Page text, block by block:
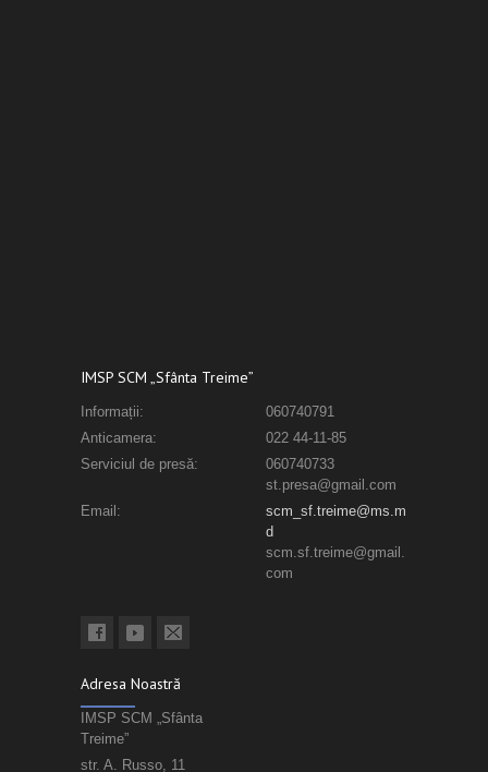
IMSP SCM „Sfânta Treime”
Informații:
060740791
Anticamera:
022 44-11-85
Serviciul de presă:
060740733
st.presa@gmail.com
Email:
scm_sf.treime@ms.m
d
scm.sf.treime@gmail.
com
Adresa Noastră
IMSP SCM „Sfânta
Treime”
str. A. Russo, 11